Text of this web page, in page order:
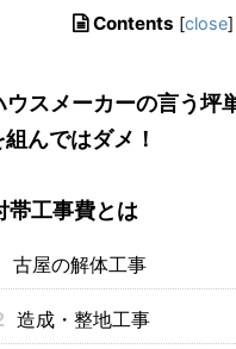
Contents [close]
ウスメーカーの言う坪
んではダメ！
帯工事費とは
古屋の解体工事
造成・整地工事